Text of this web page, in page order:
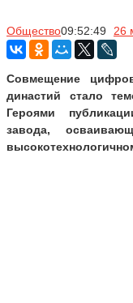
Общество09:52:49 26
Совмещение
династий стало
Героями
завода,